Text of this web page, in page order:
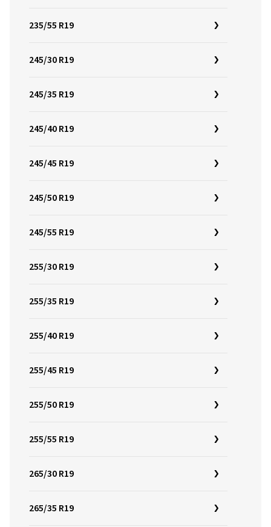
235/55 R19
245/30 R19
245/35 R19
245/40 R19
245/45 R19
245/50 R19
245/55 R19
255/30 R19
255/35 R19
255/40 R19
255/45 R19
255/50 R19
255/55 R19
265/30 R19
265/35 R19